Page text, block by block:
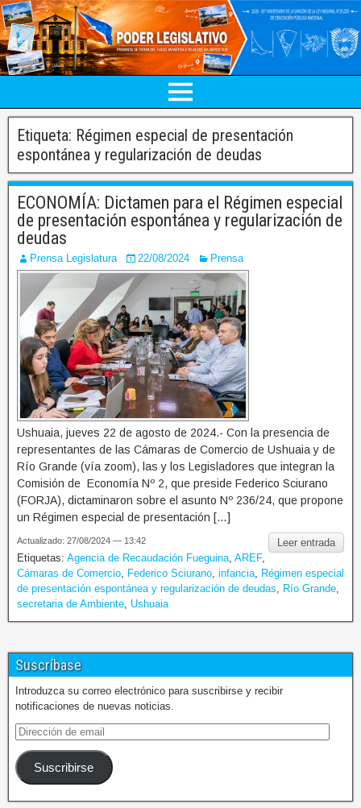
Etiqueta: Régimen especial de presentación
espontánea y regularización de deudas
ECONOMÍA: Dictamen para el Régimen especial
de presentación espontánea y regularización de
deudas
Prensa Legislatura 22/08/2024 Prensa
Ushuaia, jueves 22 de agosto de 2024.- Con la presencia de
representantes de las Cámaras de Comercio de Ushuaia y de
Río Grande (vía zoom), las y los Legisladores que integran la
Comisión de Economía Nº 2, que preside Federico Sciurano
(FORJA), dictaminaron sobre el asunto Nº 236/24, que propone
un Régimen especial de presentación […]
Leer entrada
Actualizado: 27/08/2024 — 13:42
Etiquetas: Agencia de Recaudación Fueguina AREF,
Cámaras de Comercio
Federico Sciurano infancia
Régimen especial
de presentación espontánea y regularización de deudas
Río Grande
secretaria de Ambiente Ushuaia
Suscríbase
Introduzca su correo electrónico para suscribirse y recibir
notificaciones de nuevas noticias.
Suscribirse